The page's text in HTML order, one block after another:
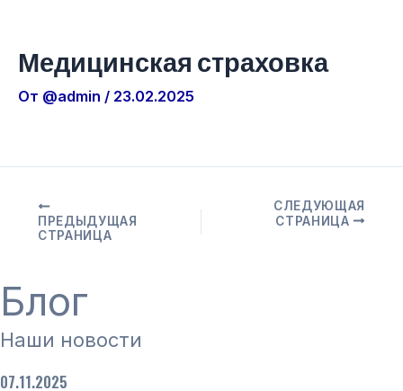
Медицинская страховка
От @admin / 23.02.2025
ПРЕДЫДУЩАЯ
СТРАНИЦА
СЛЕДУЮЩАЯ
СТРАНИЦА
Блог
Наши новости
07.11.2025